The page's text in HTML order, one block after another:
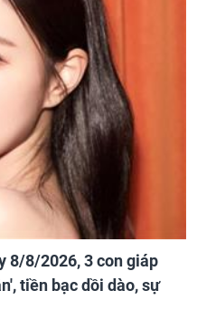
8/8/2026, 3 con giáp
tiền bạc dồi dào, sự